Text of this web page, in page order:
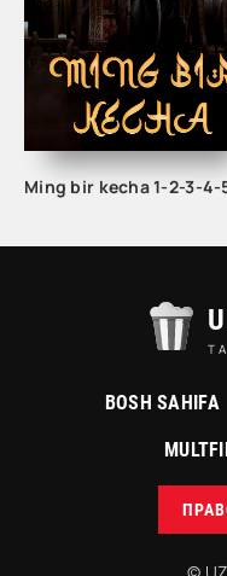
BOSH SAHIFA